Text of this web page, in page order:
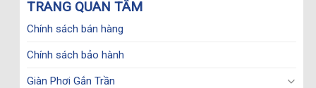
TRANG QUAN TÂM
Chính sách bán hàng
Chính sách bảo hành
Giàn Phơi Gắn Trần